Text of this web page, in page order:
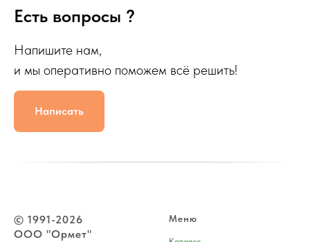
Есть вопросы ?
Напишите нам,
и мы оперативно поможем всё решить!
Написать
© 1991-2026
ООО "Ормет"
Меню